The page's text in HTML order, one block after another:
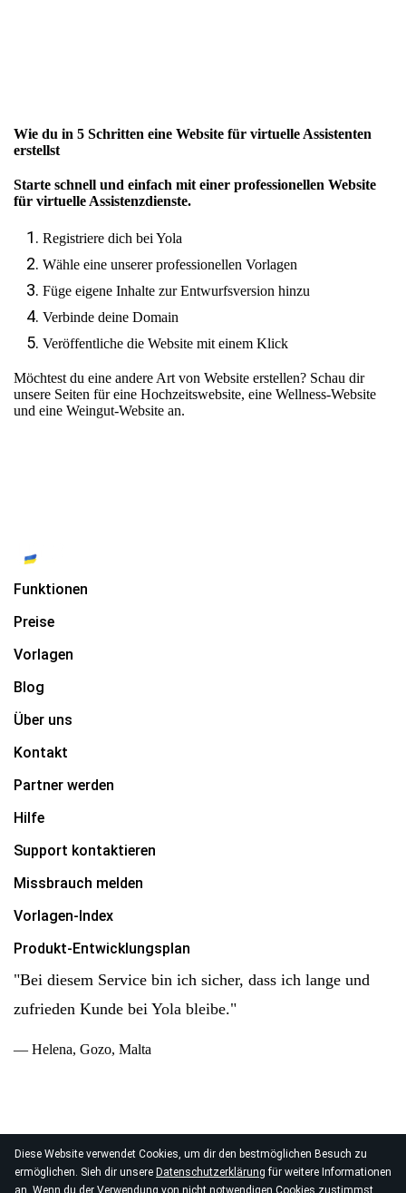
Diese Website verwendet Cookies, um dir den bestmöglichen Besuch zu
ermöglichen. Sieh dir unsere Datenschutzerklärung für weitere Informationen
an. Wenn du der Verwendung von nicht notwendigen Cookies zustimmst,
Wie du in 5 Schritten eine Website für virtuelle Assistenten
erstellst
Starte schnell und einfach mit einer professionellen Website
für virtuelle Assistenzdienste.
Registriere dich bei Yola
Wähle eine unserer professionellen Vorlagen
Füge eigene Inhalte zur Entwurfsversion hinzu
Verbinde deine Domain
Veröffentliche die Website mit einem Klick
Möchtest du eine andere Art von Website erstellen? Schau dir
unsere Seiten füreine Hochzeitswebsite, eine Wellness-Website
und eine Weingut-Website an.
Funktionen
Preise
Vorlagen
Blog
Über uns
Kontakt
Partner werden
Hilfe
Support kontaktieren
Missbrauch melden
Vorlagen-Index
Produkt-Entwicklungsplan
"Bei diesem Service bin ich sicher, dass ich lange und
zufrieden Kunde bei Yola bleibe."
— Helena, Gozo, Malta
© 2026
Yola Inc. Alle Rechte vorbehalten.Datenschutz AGB